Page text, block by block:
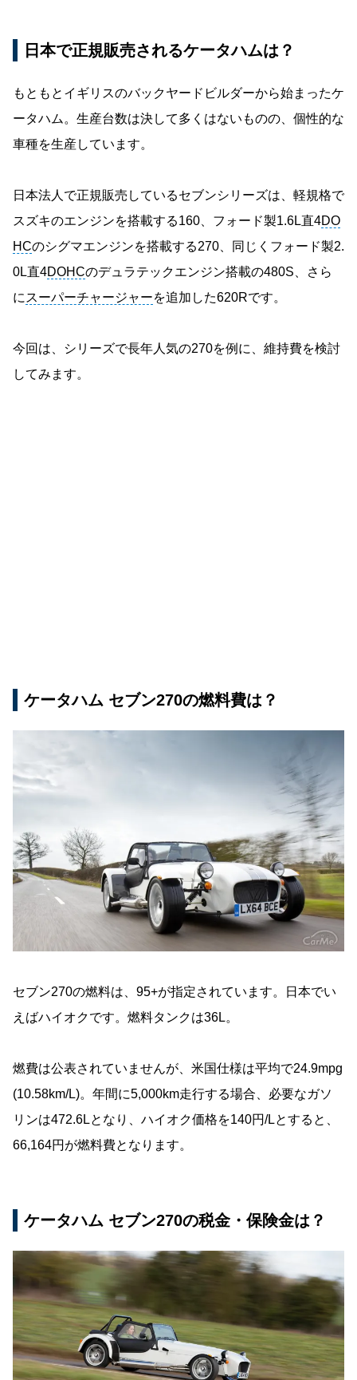
日本で正規販売されるケータハムは？
もともとイギリスのバックヤードビルダーから始まったケ
ータハム。生産台数は決して多くはないものの、個性的な
車種を生産しています。
日本法人で正規販売しているセブンシリーズは、軽規格で
スズキのエンジンを搭載する160、フォード製1.6L直4DO
HCのシグマエンジンを搭載する270、同じくフォード製2.
0L直4DOHCのデュラテックエンジン搭載の480S、さら
に スーパーチャージャーを追加した620Rです。
今回は、シリーズで長年人気の270を例に、維持費を検討
してみます。
ケータハム セブン270の燃料費は？
セブン270の燃料は、95+が指定されています。日本でい
えばハイオクです。燃料タンクは36L。
燃費は公表されていませんが、米国仕様は平均で24.9mpg
(10.58km/L)。年間に5,000km走行する場合、必要なガソ
リンは472.6Lとなり、ハイオク価格を140円/Lとすると、
66,164円が燃料費となります。
ケータハム セブン270の税金・保険金は？